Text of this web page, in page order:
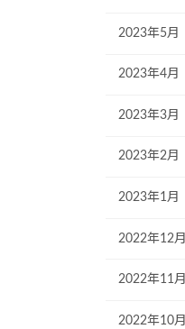
2023年5月
2023年4月
2023年3月
2023年2月
2023年1月
2022年12月
2022年11月
2022年10月